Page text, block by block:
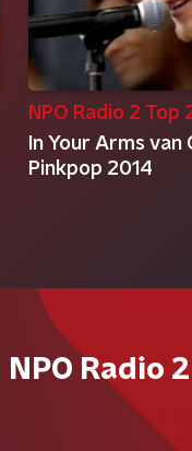
NPO Radio 2 Top
In Your Arms
Pinkpop 2014
Radio 2